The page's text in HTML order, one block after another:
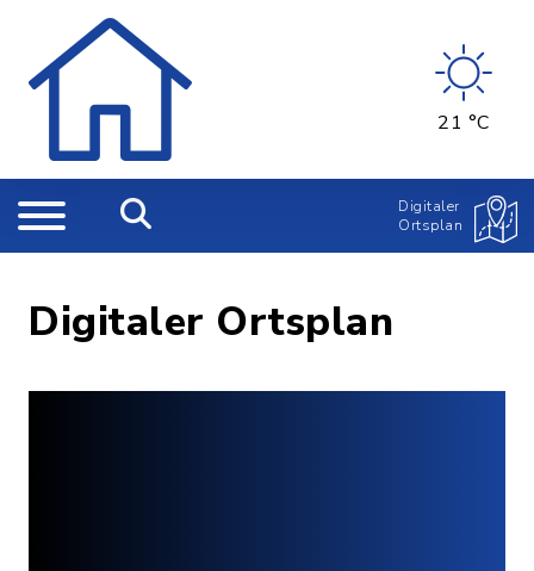
21 °C
Digitaler
Ortsplan
Digitaler Ortsplan